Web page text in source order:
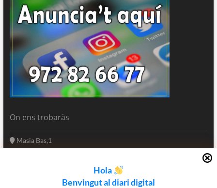
Hola
Benvingut al diari digital
On ens trobaràs
Masia Bas,1
17250 Platja d'Aro